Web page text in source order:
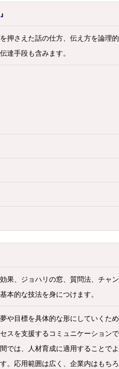
押さえた話の仕方、伝え方を論理
達手段も含みます。
果、ジョハリの窓、質問法、チャ
本的な技法を身につけます。
や目標を具体的な形にしていくた
スを支援するコミュニケーション
では、人材育成に適用することで
。応用範囲は広く、企業内はもち